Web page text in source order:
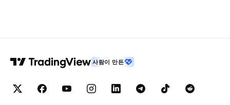
사람이 만든